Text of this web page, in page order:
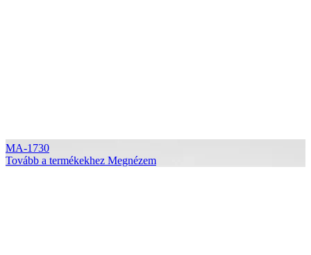
MA-1730
Tovább a termékekhez Megnézem